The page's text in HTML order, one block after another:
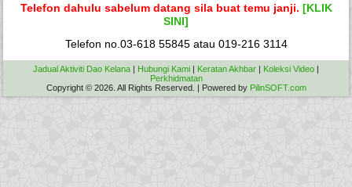
Telefon dahulu sabelum datang sila buat temu janji. [KLIK
SINI]
Telefon no.03-618 55845 atau 019-216 3114
Jadual Aktiviti Dao Kelana | Hubungi Kami | Keratan Akhbar | Koleksi Video |
Perkhidmatan
Copyright © 2026. All Rights Reserved. | Powered by PilinSOFT.com